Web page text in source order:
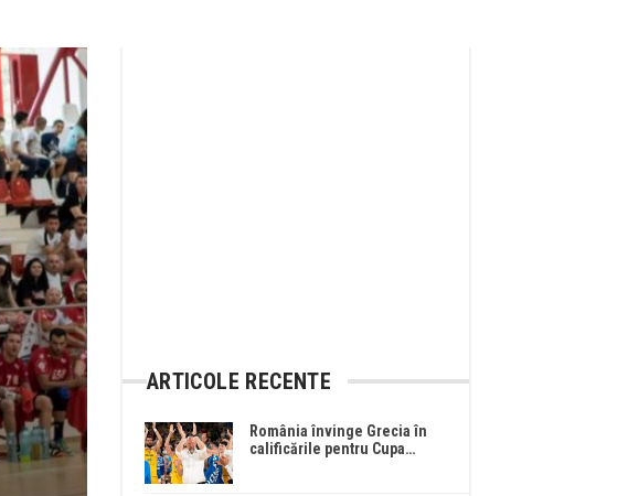
ARTICOLE RECENTE
România învinge Grecia în
calificările pentru Cupa…